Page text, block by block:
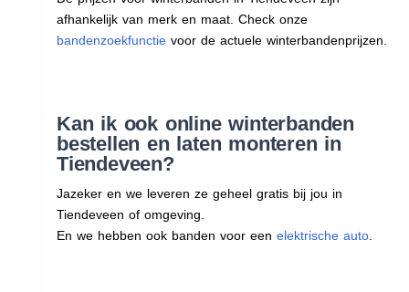
afhankelijk van merk en maat. Check onze
bandenzoekfunctievoor de actuele winterbandenprijzen.
Kan ik ook online winterbanden
bestellen en laten monteren in
Tiendeveen?
Jazeker en we leveren ze geheel gratis bij jou in
Tiendeveen of omgeving.
En we hebben ook banden voor een elektrische auto.